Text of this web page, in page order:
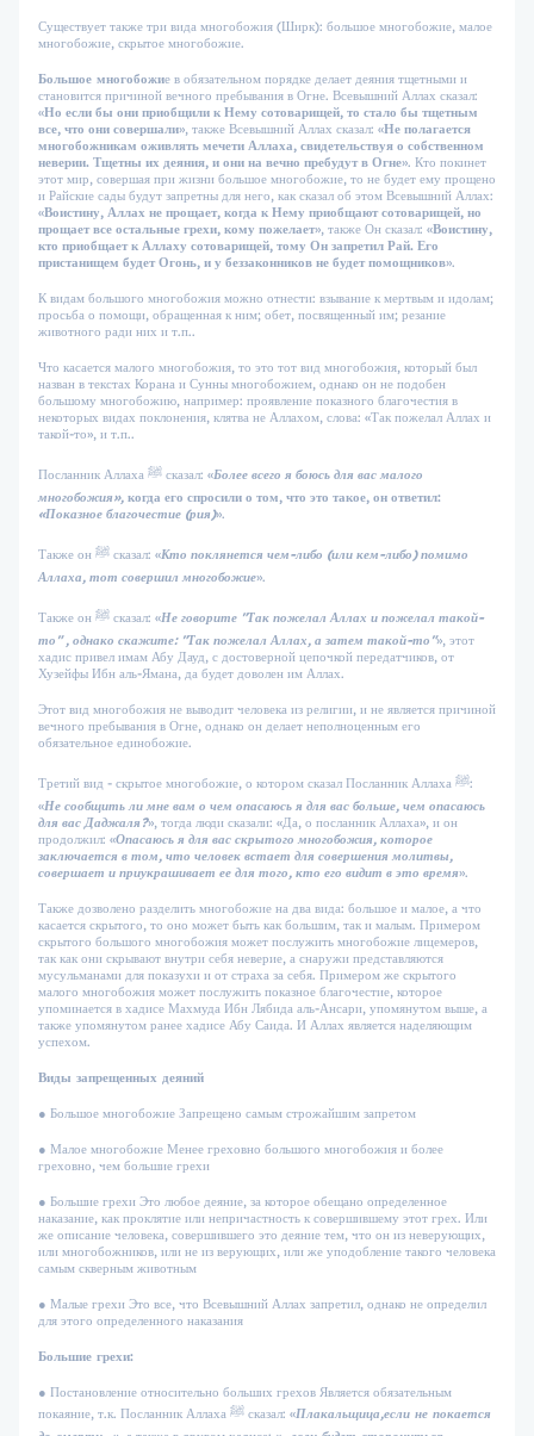
Существует также три вида многобожия (Ширк): большое многобожие, малое
многобожие, скрытое многобожие.
Большое многобожие в обязательном порядке делает деяния тщетными и
становится причиной вечного пребывания в Огне. Всевышний Аллах сказал:
«Но если бы они приобщили к Нему сотоварищей, то стало бы тщетным
все, что они совершали», также Всевышний Аллах сказал: «Не полагается
многобожникам оживлять мечети Аллаха, свидетельствуя о собственном
неверии. Тщетны их деяния, и они на вечно пребудут в Огне». Кто покинет
этот мир, совершая при жизни большое многобожие, то не будет ему прощено
и Райские сады будут запретны для него, как сказал об этом Всевышний Аллах:
«Воистину, Аллах не прощает, когда к Нему приобщают сотоварищей, но
прощает все остальные грехи, кому пожелает», также Он сказал: «Воистину,
кто приобщает к Аллаху сотоварищей, тому Он запретил Рай. Его
пристанищем будет Огонь, и у беззаконников не будет помощников».
К видам большого многобожия можно отнести: взывание к мертвым и идолам;
просьба о помощи, обращенная к ним; обет, посвященный им; резание
животного ради них и т.п..
Что касается малого многобожия, то это тот вид многобожия, который был
назван в текстах Корана и Сунны многобожием, однако он не подобен
большому многобожию, например: проявление показного благочестия в
некоторых видах поклонения, клятва не Аллахом, слова: «Так пожелал Аллах и
такой-то», и т.п..
Посланник Аллаха ﷺ сказал: «Более всего я боюсь для вас малого
многобожия», когда его спросили о том, что это такое, он ответил:
«Показное благочестие (рия)».
Также он ﷺ сказал: «Кто поклянется чем-либо (или кем-либо) помимо
Аллаха, тот совершил многобожие».
Также он ﷺ сказал: «Не говорите "Так пожелал Аллах и пожелал такой-
то" , однако скажите: "Так пожелал Аллах, а затем такой-то"», этот
хадис привел имам Абу Дауд, с достоверной цепочкой передатчиков, от
Хузейфы Ибн аль-Ямана, да будет доволен им Аллах.
Этот вид многобожия не выводит человека из религии, и не является причиной
вечного пребывания в Огне, однако он делает неполноценным его
обязательное единобожие.
Третий вид - скрытое многобожие, о котором сказал Посланник Аллаха ﷺ:
«Не сообщить ли мне вам о чем опасаюсь я для вас больше, чем опасаюсь
для вас Даджаля?», тогда люди сказали: «Да, о посланник Аллаха», и он
продолжил: «Опасаюсь я для вас скрытого многобожия, которое
заключается в том, что человек встает для совершения молитвы,
совершает и приукрашивает ее для того, кто его видит в это время».
Также дозволено разделить многобожие на два вида: большое и малое, а что
касается скрытого, то оно может быть как большим, так и малым. Примером
скрытого большого многобожия может послужить многобожие лицемеров,
так как они скрывают внутри себя неверие, а снаружи представляются
мусульманами для показухи и от страха за себя. Примером же скрытого
малого многобожия может послужить показное благочестие, которое
упоминается в хадисе Махмуда Ибн Лябида аль-Ансари, упомянутом выше, а
также упомянутом ранее хадисе Абу Саида. И Аллах является наделяющим
успехом.
Виды запрещенных деяний
● Большое многобожие Запрещено самым строжайшим запретом
● Малое многобожие Менее греховно большого многобожия и более
греховно, чем большие грехи
● Большие грехи Это любое деяние, за которое обещано определенное
наказание, как проклятие или непричастность к совершившему этот грех. Или
же описание человека, совершившего это деяние тем, что он из неверующих,
или многобожников, или не из верующих, или же уподобление такого человека
самым скверным животным
● Малые грехи Это все, что Всевышний Аллах запретил, однако не определил
для этого определенного наказания
Большие грехи:
● Постановление относительно больших грехов Является обязательным
покаяние, т.к. Посланник Аллаха ﷺ сказал: «Плакальщица,если не покается